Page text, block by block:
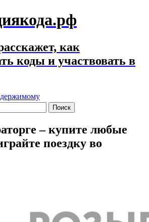
как
коды и участвовать в
– купите любые
поездку во